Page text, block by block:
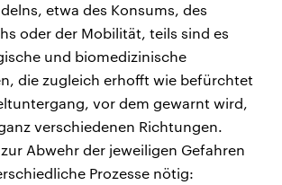
etwa des Konsums, des
oder der Mobilität, teils sind es
und biomedizinische
die zugleich erhofft wie befürchtet
vor dem gewarnt wird,
verschiedenen Richtungen.
Abwehr der jeweiligen Gefahren
Prozesse nötig: